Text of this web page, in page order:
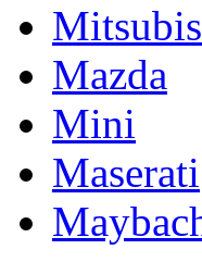
Mazda
Mini
Maserati